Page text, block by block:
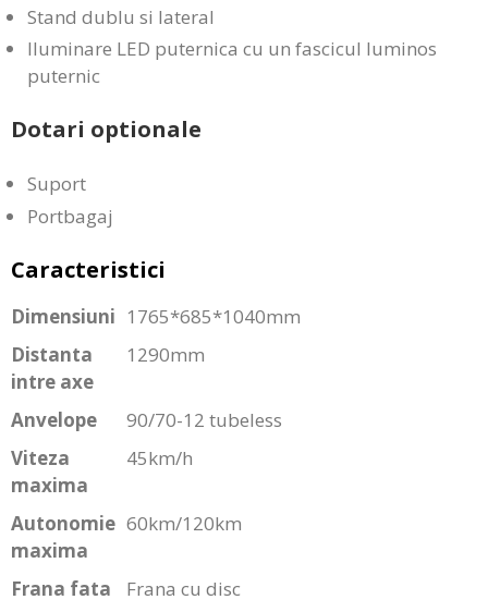
Stand dublu si lateral
Iluminare LED puternica cu un fascicul luminos
puternic
Dotari optionale
Suport
Portbagaj
Caracteristici
Dimensiuni 1765*685*1040mm
Distanta
intre axe
1290mm
Anvelope
90/70-12 tubeless
Viteza
maxima
45km/h
Autonomie
maxima
60km/120km
Frana fata
Frana cu disc